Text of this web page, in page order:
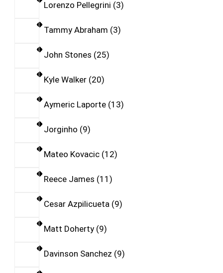
Lorenzo Pellegrini 3
Tammy Abraham 3
John Stones 25
Kyle Walker 20
Aymeric Laporte 13
Jorginho 9
Mateo Kovacic 12
Reece James 11
Cesar Azpilicueta 9
Matt Doherty 9
Davinson Sanchez 9